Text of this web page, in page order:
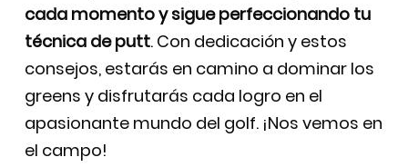
cada momento y sigue perfeccionando tu
técnica de putt. Con dedicación y estos
consejos, estarás en camino a dominar los
greens y disfrutarás cada logro en el
apasionante mundo del golf. ¡Nos vemos en
el campo!